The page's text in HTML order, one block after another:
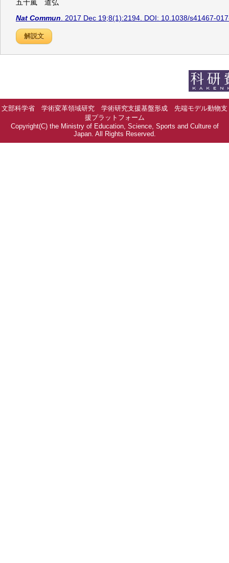
五十嵐 道弘
Nat Commun . 2017 Dec 19;8(1):2194. DOI: 10.1038/s41467-
解説文
文部科学省 学術変革領域研究 学術研究支援基盤形成 先端モデル動物支
援プラットフォーム
Copyright(C) the Ministry of Education, Science, Sports and Culture of
Japan. All Rights Reserved.